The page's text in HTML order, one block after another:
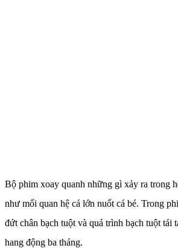
Bộ phim xoay quanh những gì xảy ra trong
như mối quan hệ cá lớn nuốt cá bé. Trong
đứt chân bạch tuột và quá trình bạch tuột tái
hang động ba tháng.